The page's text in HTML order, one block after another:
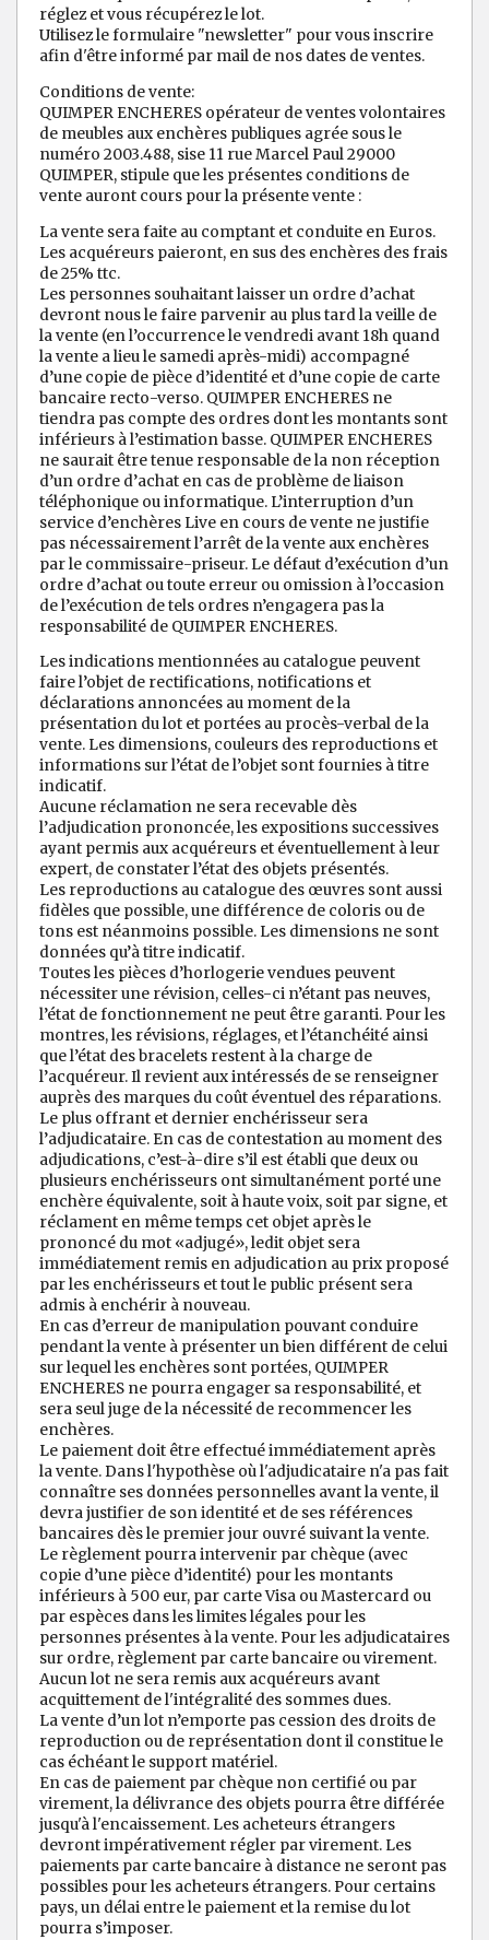
réglez et vous récupérez le lot.
Utilisez le formulaire "newsletter" pour vous inscrire
afin d'être informé par mail de nos dates de ventes.
Conditions de vente:
QUIMPER ENCHERES opérateur de ventes volontaires
de meubles aux enchères publiques agrée sous le
numéro 2003.488, sise 11 rue Marcel Paul 29000
QUIMPER, stipule que les présentes conditions de
vente auront cours pour la présente vente :
La vente sera faite au comptant et conduite en Euros.
Les acquéreurs paieront, en sus des enchères des frais
de 25% ttc.
Les personnes souhaitant laisser un ordre d’achat
devront nous le faire parvenir au plus tard la veille de
la vente (en l’occurrence le vendredi avant 18h quand
la vente a lieu le samedi après-midi) accompagné
d’une copie de pièce d’identité et d’une copie de carte
bancaire recto-verso. QUIMPER ENCHERES ne
tiendra pas compte des ordres dont les montants sont
inférieurs à l’estimation basse. QUIMPER ENCHERES
ne saurait être tenue responsable de la non réception
d’un ordre d’achat en cas de problème de liaison
téléphonique ou informatique. L’interruption d’un
service d’enchères Live en cours de vente ne justifie
pas nécessairement l’arrêt de la vente aux enchères
par le commissaire-priseur. Le défaut d’exécution d’un
ordre d’achat ou toute erreur ou omission à l’occasion
de l’exécution de tels ordres n’engagera pas la
responsabilité de QUIMPER ENCHERES.
Les indications mentionnées au catalogue peuvent
faire l’objet de rectifications, notifications et
déclarations annoncées au moment de la
présentation du lot et portées au procès-verbal de la
vente. Les dimensions, couleurs des reproductions et
informations sur l’état de l’objet sont fournies à titre
indicatif.
Aucune réclamation ne sera recevable dès
l’adjudication prononcée, les expositions successives
ayant permis aux acquéreurs et éventuellement à leur
expert, de constater l’état des objets présentés.
Les reproductions au catalogue des œuvres sont aussi
fidèles que possible, une différence de coloris ou de
tons est néanmoins possible. Les dimensions ne sont
données qu’à titre indicatif.
Toutes les pièces d’horlogerie vendues peuvent
nécessiter une révision, celles-ci n’étant pas neuves,
l’état de fonctionnement ne peut être garanti. Pour les
montres, les révisions, réglages, et l’étanchéité ainsi
que l’état des bracelets restent à la charge de
l’acquéreur. Il revient aux intéressés de se renseigner
auprès des marques du coût éventuel des réparations.
Le plus offrant et dernier enchérisseur sera
l’adjudicataire. En cas de contestation au moment des
adjudications, c’est-à-dire s’il est établi que deux ou
plusieurs enchérisseurs ont simultanément porté une
enchère équivalente, soit à haute voix, soit par signe, et
réclament en même temps cet objet après le
prononcé du mot «adjugé», ledit objet sera
immédiatement remis en adjudication au prix proposé
par les enchérisseurs et tout le public présent sera
admis à enchérir à nouveau.
En cas d’erreur de manipulation pouvant conduire
pendant la vente à présenter un bien différent de celui
sur lequel les enchères sont portées, QUIMPER
ENCHERES ne pourra engager sa responsabilité, et
sera seul juge de la nécessité de recommencer les
enchères.
Le paiement doit être effectué immédiatement après
la vente. Dans l'hypothèse où l'adjudicataire n'a pas fait
connaître ses données personnelles avant la vente, il
devra justifier de son identité et de ses références
bancaires dès le premier jour ouvré suivant la vente.
Le règlement pourra intervenir par chèque (avec
copie d’une pièce d’identité) pour les montants
inférieurs à 500 eur, par carte Visa ou Mastercard ou
par espèces dans les limites légales pour les
personnes présentes à la vente. Pour les adjudicataires
sur ordre, règlement par carte bancaire ou virement.
Aucun lot ne sera remis aux acquéreurs avant
acquittement de l'intégralité des sommes dues.
La vente d’un lot n’emporte pas cession des droits de
reproduction ou de représentation dont il constitue le
cas échéant le support matériel.
En cas de paiement par chèque non certifié ou par
virement, la délivrance des objets pourra être différée
jusqu'à l'encaissement. Les acheteurs étrangers
devront impérativement régler par virement. Les
paiements par carte bancaire à distance ne seront pas
possibles pour les acheteurs étrangers. Pour certains
pays, un délai entre le paiement et la remise du lot
pourra s’imposer.